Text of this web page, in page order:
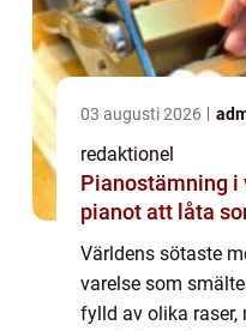
03 augusti 2026
redaktionel
Pianostämning i
pianot att låta
Världens sötaste
varelse som
fylld av olika raser,